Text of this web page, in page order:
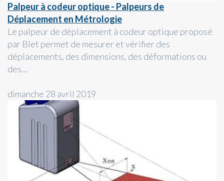
Palpeur à codeur optique - Palpeurs de
Déplacement en Métrologie
Le palpeur de déplacement à codeur optique proposé
par Blet permet de mesurer et vérifier des
déplacements, des dimensions, des déformations ou
des...
dimanche 28 avril 2019